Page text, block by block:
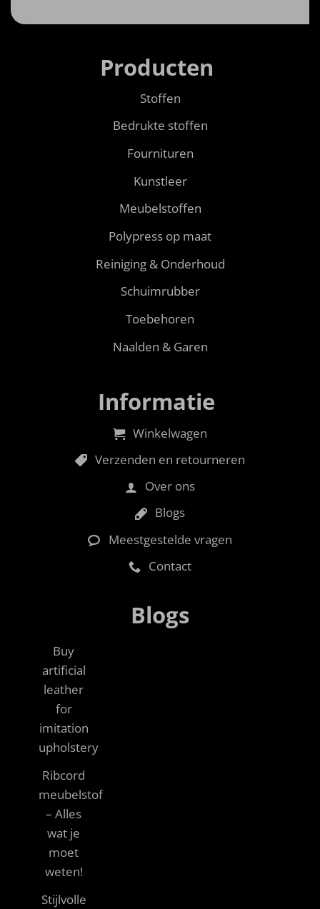
Producten
Stoffen
Bedrukte stoffen
Fournituren
Kunstleer
Meubelstoffen
Polypress op maat
Reiniging & Onderhoud
Schuimrubber
Toebehoren
Naalden & Garen
Informatie
Winkelwagen
Verzenden en retourneren
Over ons
Blogs
Meestgestelde vragen
Contact
Blogs
Buy
artificial
leather
for
imitation
upholstery
Ribcord
meubelstof
– Alles
wat je
moet
weten!
Stijlvolle